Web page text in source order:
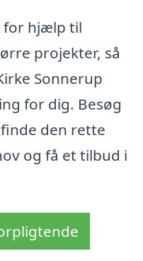
for hjælp til
projekter, så
Sonnerup
for dig. Besøg
den rette
og få et tilbud i